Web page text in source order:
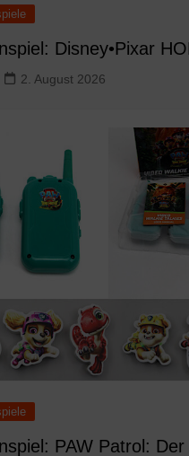
Disney•Pixar
2. August 2026
PAW Patrol: